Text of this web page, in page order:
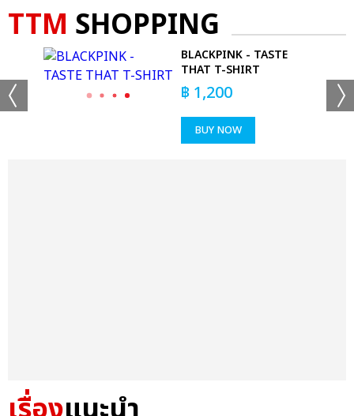
TTM SHOPPING
BLACKPINK - TASTE
THAT T-SHIRT
฿ 1,200
BUY NOW